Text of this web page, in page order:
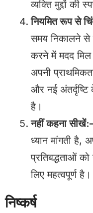
व्यक्ति मुद्दों
नियमित रूप से
समय निकालने से
करने में मदद मिल
अपनी
और नई
है।
नहीं कहना
ध्यान मांगती है,
प्रतिबद्धताओं
लिए महत्वपूर्ण है।
निष्कर्ष